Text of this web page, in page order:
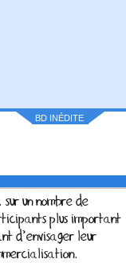
BD INÉDITE